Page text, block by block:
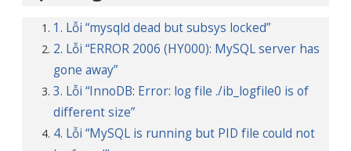
1. Lỗi “mysqld dead but subsys locked”
2. Lỗi “ERROR 2006 (HY000): MySQL server has
gone away”
3. Lỗi “InnoDB: Error: log file ./ib_logfile0 is of
different size”
4. Lỗi “MySQL is running but PID file could not